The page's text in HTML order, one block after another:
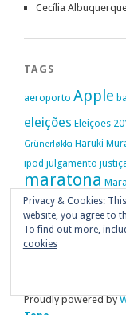
Cecília
TAGS
aeroporto Apple
eleições Eleições
Grünerløkka Haruki
ipod julgamento
maratona
movimento passe livre
Portugal Privacidade
Vitória da
Proudly powered by
Privacy & Cookies:
website, you agree to
To find out more,
cookies